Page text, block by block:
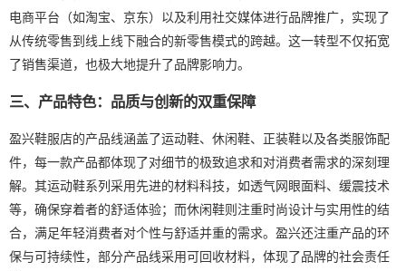
电商平台（如淘宝、京东）以及利用社交媒体进行品牌推广，实现了
从传统零售到线上线下融合的新零售模式的跨越。这一转型不仅拓宽
了销售渠道，也极大地提升了品牌影响力。
三、产品特色：品质与创新的双重保障
盈兴鞋服店的产品线涵盖了运动鞋、休闲鞋、正装鞋以及各类服饰配
件，每一款产品都体现了对细节的极致追求和对消费者需求的深刻理
解。其运动鞋系列采用先进的材料科技，如透气网眼面料、缓震技术
等，确保穿着者的舒适体验；而休闲鞋则注重时尚设计与实用性的结
合，满足年轻消费者对个性与舒适并重的需求。盈兴还注重产品的环
保与可持续性，部分产品线采用可回收材料，体现了品牌的社会责任